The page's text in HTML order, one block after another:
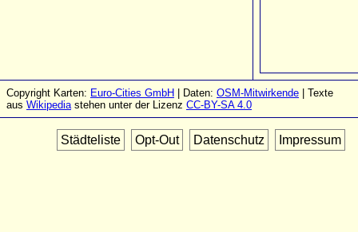
Copyright Karten: Euro-Cities GmbH | Daten: OSM-Mitwirkende | Texte
aus Wikipediastehen unter der Lizenz CC-BY-SA 4.0
Städteliste Opt-Out Datenschutz Impressum